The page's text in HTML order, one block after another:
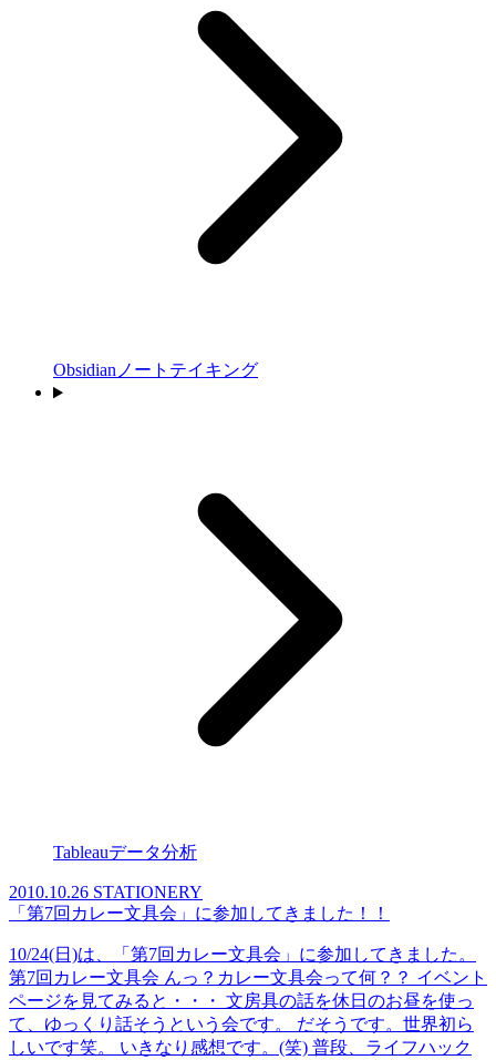
Obsidianノートテイキング
Tableauデータ分析
2010.10.26 STATIONERY
「第7回カレー文具会」に参加してきました！！
10/24(日)は、「第7回カレー文具会」に参加してきました。
第7回カレー文具会 んっ？カレー文具会って何？？ イベント
ページを見てみると・・・ 文房具の話を休日のお昼を使っ
て、ゆっくり話そうという会です。 だそうです。世界初ら
しいです笑。 いきなり感想です。(笑) 普段、ライフハック